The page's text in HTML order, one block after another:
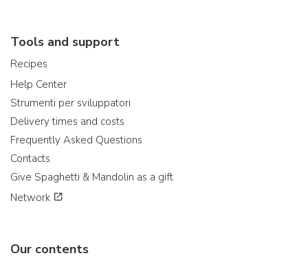
Tools and support
Recipes
Help Center
Strumenti per sviluppatori
Delivery times and costs
Frequently Asked Questions
Contacts
Give Spaghetti & Mandolin as a gift
Network
Our contents